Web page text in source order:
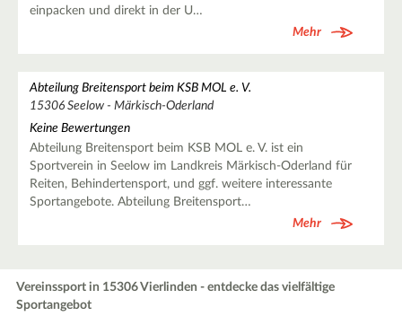
einpacken und direkt in der U…
Mehr
Abteilung Breitensport beim KSB MOL e. V.
15306 Seelow - Märkisch-Oderland
Keine Bewertungen
Abteilung Breitensport beim KSB MOL e. V. ist ein
Sportverein in Seelow im Landkreis Märkisch-Oderland für
Reiten, Behindertensport, und ggf. weitere interessante
Sportangebote. Abteilung Breitensport…
Mehr
Vereinssport in 15306 Vierlinden - entdecke das vielfältige
Sportangebot